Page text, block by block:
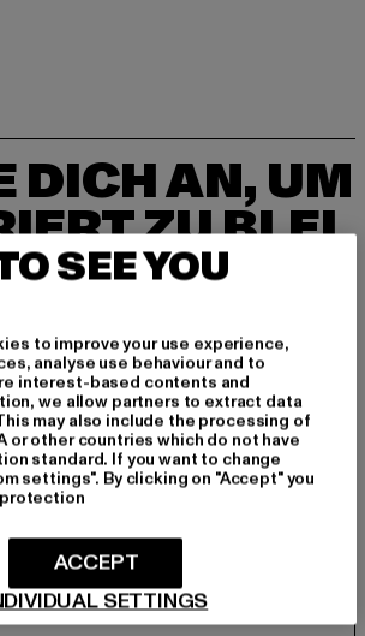
EUR 69,99 EUR
DICH AN, UM
ZU BLEI
für unseren Newsletter an und
über aktuelle Tre
Gutscheine von DefShop p
bist du interessiert?
SEE YOU
to improve your use experience,
analyse use behaviour and to
interest-based contents and
we allow partners to extract data
may also include the processing of
or other countries which do not have
standard. If you want to change
settings". By clicking on "Accept" you
SETTINGS
ACCEPT